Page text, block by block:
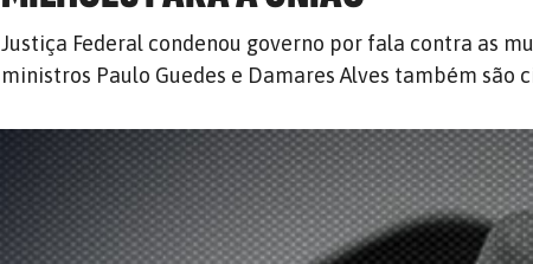
Justiça Federal condenou governo por fala contra as
ministros Paulo Guedes e Damares Alves também são